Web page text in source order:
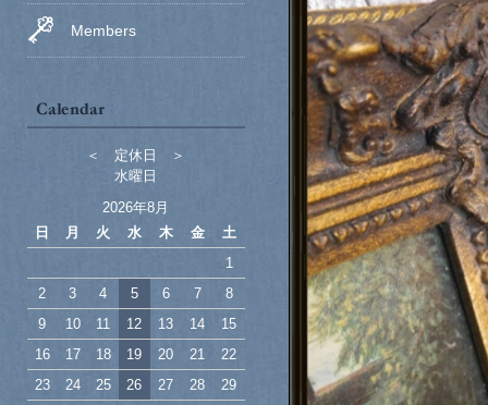
Members
＜ 定休日 ＞
水曜日
2026年8月
日
月 火 水 木 金
土
1
2
3 4 5 6 7
8
9
10 11 12 13 14
15
16
17 18 19 20 21
22
23
24 25 26 27 28
29